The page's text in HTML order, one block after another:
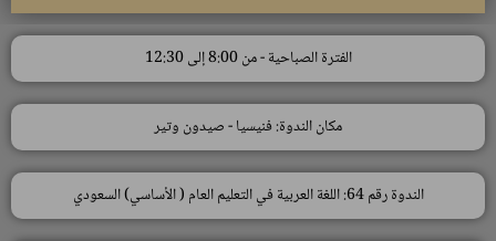
الفترة الصباحية - من 8:00 إلى 12:30
مكان الندوة: فنيسيا - صيدون وتير
الندوة رقم 64: اللغة العربية في التعليم العام ( الأساسي) السعودي